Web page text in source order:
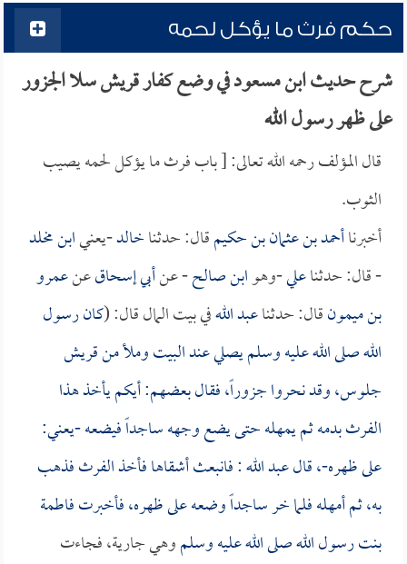
حكم فرث ما يؤكل لحمه
شرح حديث ابن مسعود في وضع كفار قريش سلا الجزور
على ظهر رسول الله
قال المؤلف رحمه الله تعالى: [ باب فرث ما يؤكل لحمه يصيب
الثوب.
أخبرناأحمد بن عثمان بن حكيمقال: حدثناخالد-يعنيابن مخلد
- قال: حدثناعلي-وهوابن صالح- عنأبي إسحاقعنعمرو
بن ميمونقال: حدثناعبد اللهفي بيت المال قال: (كان رسول
الله صلى الله عليه وسلم يصلي عند البيت وملأ من قريش
جلوس، وقد نحروا جزوراً، فقال بعضهم: أيكم يأخذ هذا
الفرث بدمه ثم يمهله حتى يضع وجهه ساجداً فيضعه -يعني:
على ظهره-، قالعبد الله: فانبعث أشقاها فأخذ الفرث فذهب
به، ثم أمهله فلما خر ساجداً وضعه على ظهره، فأخبرتفاطمة
بنت رسول الله صلى الله عليه وسلموهي جارية، فجاءت